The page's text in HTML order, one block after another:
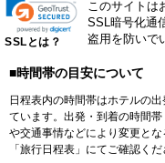
SSLとは？
このサイトは
SSL暗号化通
盗用を防いで
■時間帯の目安について
日程表内の時間帯はホテルの
ています。出発・到着の時間
や交通事情などにより変更と
「旅行日程表」にてご確認くだ